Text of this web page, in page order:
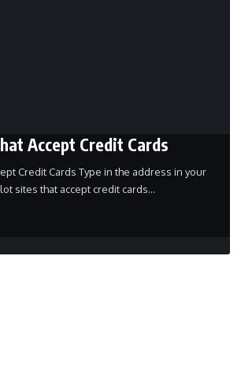
Accept Credit Cards
Credit Cards Type in the address in your
sites that accept credit cards…